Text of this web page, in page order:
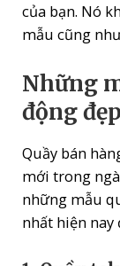
của bạn. Nó
mẫu cũng
Những
động
Quầy bán
mới trong
những mẫu
nhất hiện nay